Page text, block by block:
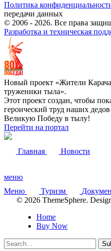
Политика
передачи данных
© 2006 - 2026. Все права
Разработка и техническая
Новый проект «Жители
труженики тыла».
Этот проект создан, чтобы
героический труд наших
Великую Победу в тылу!
Перейти на портал
Главная Новости
меню
Меню
Туризм
© 2026 ThemeSphere.
Home
Buy Now